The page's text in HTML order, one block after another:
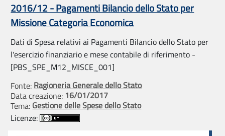
2016/12 - Pagamenti Bilancio dello Stato per
Missione Categoria Economica
Dati di Spesa relativi ai Pagamenti Bilancio dello Stato per
l'esercizio finanziario e mese contabile di riferimento -
[PBS_SPE_M12_MISCE_001]
Fonte: Ragioneria Generale dello Stato
Data creazione: 16/01/2017
Tema: Gestione delle Spese dello Stato
Licenze: